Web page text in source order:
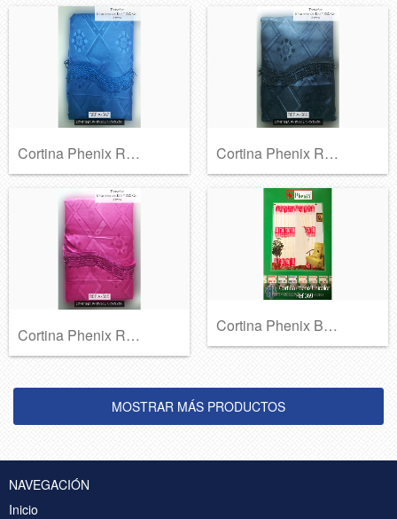
Cortina Phenix Ref A-367 Cortina Phenix Ref A-366
Cortina Phenix Ref A-365
Cortina Phenix Bordada Ref 369
MOSTRAR MÁS PRODUCTOS
NAVEGACIÓN
Inicio